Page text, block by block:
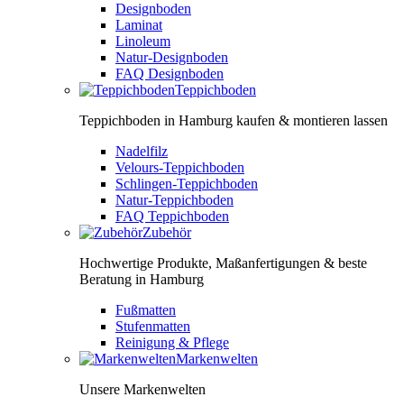
Designboden
Laminat
Linoleum
Natur-Designboden
FAQ Designboden
Teppichboden
Teppichboden in Hamburg kaufen & montieren lassen
Nadelfilz
Velours-Teppichboden
Schlingen-Teppichboden
Natur-Teppichboden
FAQ Teppichboden
Zubehör
Hochwertige Produkte, Maßanfertigungen & beste
Beratung in Hamburg
Fußmatten
Stufenmatten
Reinigung & Pflege
Markenwelten
Unsere Markenwelten